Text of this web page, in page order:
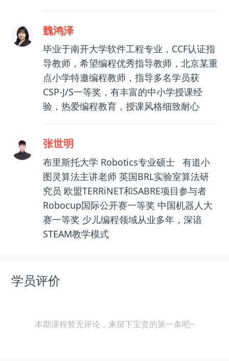
魏鸿泽
毕业于南开大学软件工程专业，CCF认证指
导教师，希望编程优秀指导教师，北京某重
点小学特邀编程教师，指导多名学员获
CSP-J/S一等奖，有丰富的中小学授课经
验，热爱编程教育，授课风格细致耐心
张世明
布里斯托大学 Robotics专业硕士 有道小
图灵算法主讲老师 英国BRL实验室算法研
究员 欧盟TERRiNET和SABRE项目参与者
Robocup国际公开赛一等奖 中国机器人大
赛一等奖 少儿编程领域从业多年，深谙
STEAM教学模式
学员评价
本期课程暂无评论，来留下宝贵的第一条吧~